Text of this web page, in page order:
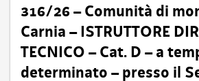
316/26 – Comunità di
Carnia – ISTRUTTORE
TECNICO – Cat. D – a
determinato – presso il